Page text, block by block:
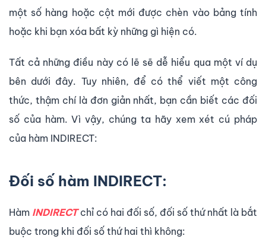
một số hàng hoặc cột mới được chèn vào bảng tính
hoặc khi bạn xóa bất kỳ những gì hiện có.
Tất cả những điều này có lẽ sẽ dễ hiểu qua một ví dụ
bên dưới đây. Tuy nhiên, để có thể viết một công
thức, thậm chí là đơn giản nhất, bạn cần biết các đối
số của hàm. Vì vậy, chúng ta hãy xem xét cú pháp
của hàm INDIRECT:
Đối số hàm INDIRECT:
Hàm INDIRECTchỉ có hai đối số, đối số thứ nhất là bắt
buộc trong khi đối số thứ hai thì không: